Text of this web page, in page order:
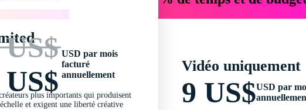
US$
USD par mois
facturé
annuellement
plus importants qui produisent
et exigent une liberté créative
Vidéo uniquement
9 US$USD par